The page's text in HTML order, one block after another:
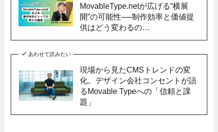
MovableType.netが広げる“横展
開”の可能性──制作効率と価値提
供はどう変わるの…
あわせて読みたい
現場から見たCMSトレンドの変
化。デザイン会社コンセントが語
るMovable Typeへの「信頼と課
題」